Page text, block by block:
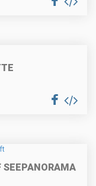
SEEPANORAMA